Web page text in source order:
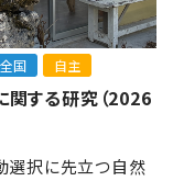
全国 自主
する研究（2026
選択に先立つ自然